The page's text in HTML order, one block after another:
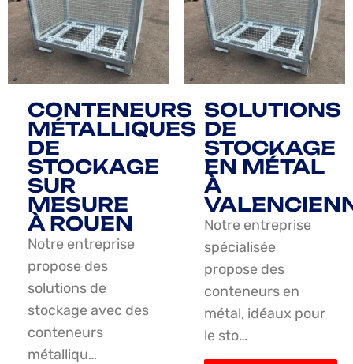
CONTENEURS
MÉTALLIQUES
DE
STOCKAGE
SUR
MESURE
À ROUEN
Notre entreprise
propose des
solutions de
stockage avec des
conteneurs
métalliqu…
SOLUTIONS
DE
STOCKAGE
EN MÉTAL
À
Notre entreprise
spécialisée
propose des
conteneurs en
métal, idéaux pour
le sto…